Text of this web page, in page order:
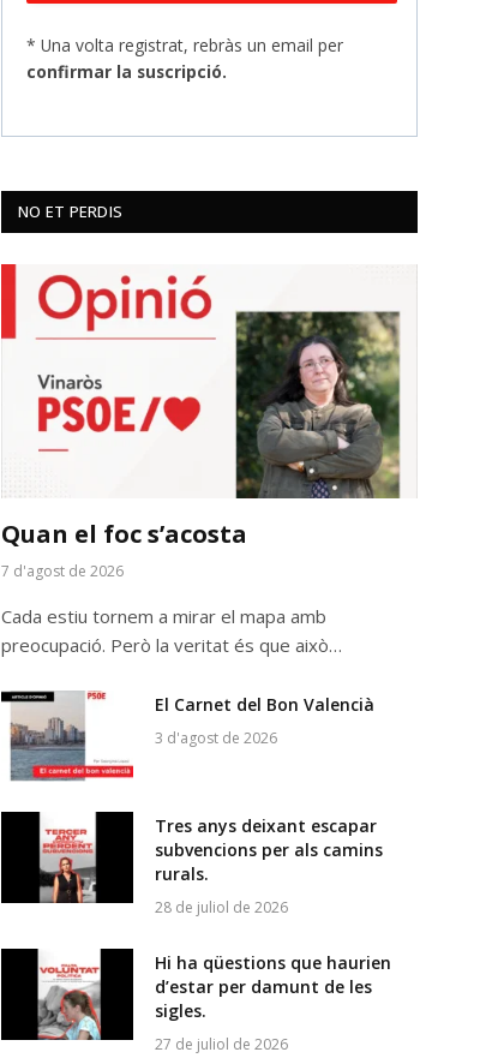
* Una volta registrat, rebràs un email per
confirmar la suscripció.
NO ET PERDIS
Quan el foc s’acosta
7 d'agost de 2026
Cada estiu tornem a mirar el mapa amb
preocupació. Però la veritat és que això…
El Carnet del Bon Valencià
3 d'agost de 2026
Tres anys deixant escapar
subvencions per als camins
rurals.
28 de juliol de 2026
Hi ha qüestions que haurien
d’estar per damunt de les
sigles.
27 de juliol de 2026